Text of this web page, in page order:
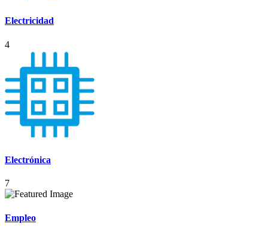
Electricidad
4
Electrónica
7
Empleo